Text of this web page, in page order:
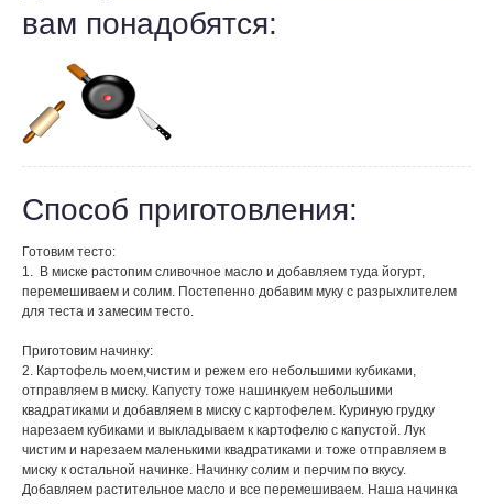
вам понадобятся:
Способ приготовления:
Готовим тесто:
1. В миске растопим сливочное масло и добавляем туда йогурт,
перемешиваем и солим. Постепенно добавим муку с разрыхлителем
для теста и замесим тесто.
Приготовим начинку:
2. Картофель моем,чистим и режем его небольшими кубиками,
отправляем в миску. Капусту тоже нашинкуем небольшими
квадратиками и добавляем в миску с картофелем. Куриную грудку
нарезаем кубиками и выкладываем к картофелю с капустой. Лук
чистим и нарезаем маленькими квадратиками и тоже отправляем в
миску к остальной начинке. Начинку солим и перчим по вкусу.
Добавляем растительное масло и все перемешиваем. Наша начинка